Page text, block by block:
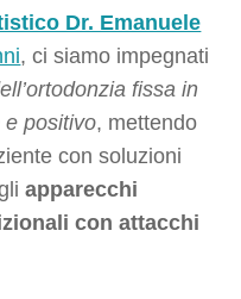
Dr. Emanuele
, ci siamo impegnati
fissa in
e positivo, mettendo
con soluzioni
apparecchi
con attacchi